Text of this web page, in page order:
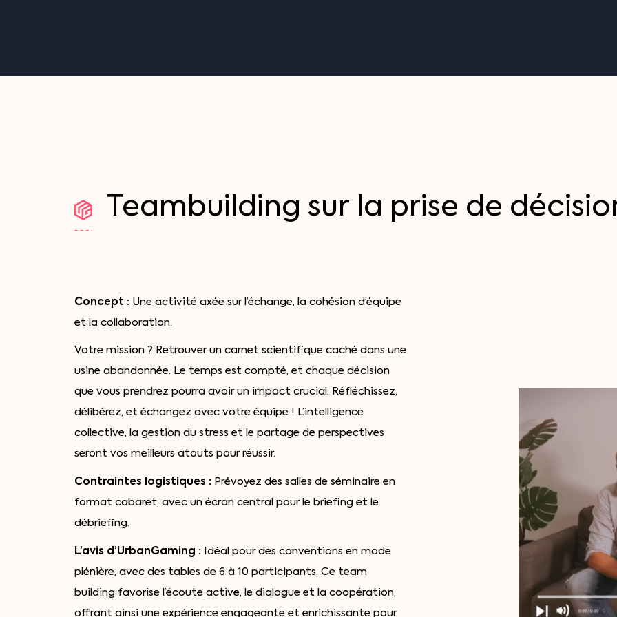
Teambuilding sur la prise de
Concept : Une activité axée sur l’échange, la cohésion d’équipe
et la collaboration.
Votre mission ? Retrouver un carnet scientifique caché dans une
usine abandonnée. Le temps est compté, et chaque décision
que vous prendrez pourra avoir un impact crucial. Réfléchissez,
délibérez, et échangez avec votre équipe ! L’intelligence
collective, la gestion du stress et le partage de perspectives
seront vos meilleurs atouts pour réussir.
Contraintes logistiques : Prévoyez des salles de séminaire en
format cabaret, avec un écran central pour le briefing et le
débriefing.
L’avis d’UrbanGaming : Idéal pour des conventions en mode
plénière, avec des tables de 6 à 10 participants. Ce team
building favorise l’écoute active, le dialogue et la coopération,
offrant ainsi une expérience engageante et enrichissante pour